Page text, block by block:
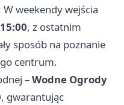
weekendy wejścia
, z ostatnim
sposób na poznanie
centrum.
–Wodne Ogrody
, gwarantując